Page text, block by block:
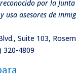
por la Junta
usa asesores de
Suite 103,
320-4809